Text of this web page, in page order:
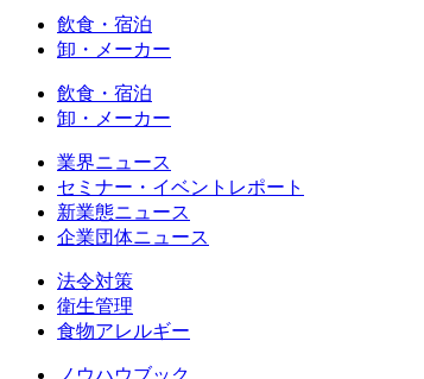
飲食・宿泊
卸・メーカー
飲食・宿泊
卸・メーカー
業界ニュース
セミナー・イベントレポート
新業態ニュース
企業団体ニュース
法令対策
衛生管理
食物アレルギー
ノウハウブック